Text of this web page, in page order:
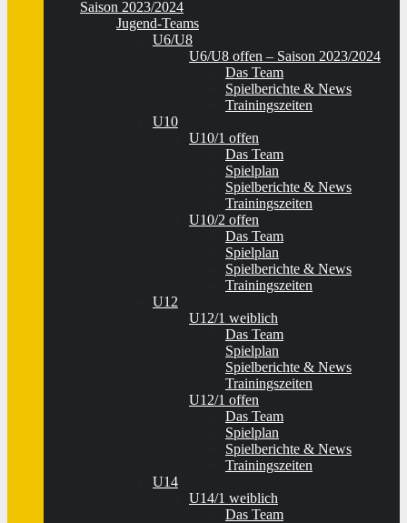
Saison 2023/2024
Jugend-Teams
U6/U8
U6/U8 offen – Saison 2023/2024
Das Team
Spielberichte & News
Trainingszeiten
U10
U10/1 offen
Das Team
Spielplan
Spielberichte & News
Trainingszeiten
U10/2 offen
Das Team
Spielplan
Spielberichte & News
Trainingszeiten
U12
U12/1 weiblich
Das Team
Spielplan
Spielberichte & News
Trainingszeiten
U12/1 offen
Das Team
Spielplan
Spielberichte & News
Trainingszeiten
U14
U14/1 weiblich
Das Team